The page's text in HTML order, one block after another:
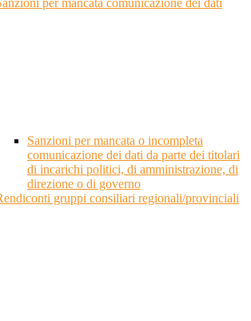
per mancata comunicazione dei dati
Sanzioni per mancata o incompleta
comunicazione dei dati da parte dei titolari
di incarichi politici, di amministrazione, di
direzione o di governo
gruppi consiliari regionali/provinciali